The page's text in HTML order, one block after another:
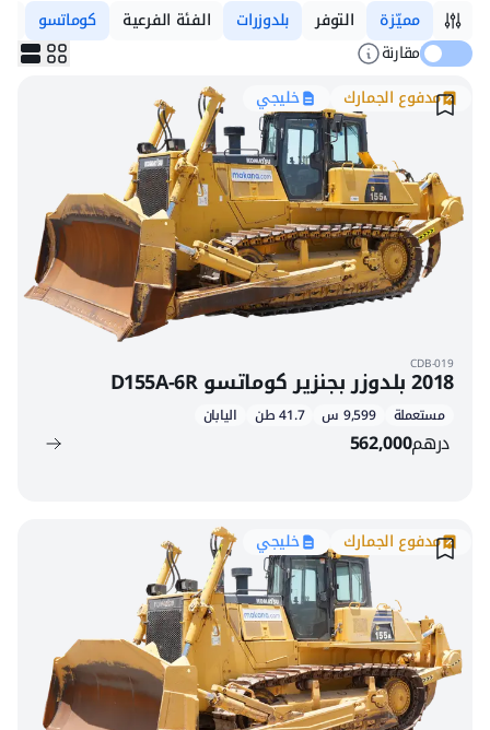
مميّزة التوفر بلدوزرات الفئة الفرعية كوماتسو
مقارنة
مدفوع الجمارك
خليجي
CDB-019
2018 بلدوزر بجنزير كوماتسو D155A-6R
مستعملة 9,599 س 41.7 طن اليابان
درهم562,000
مدفوع الجمارك خليجي